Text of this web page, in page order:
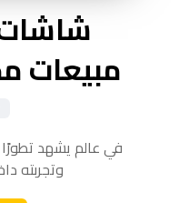
مبيعات
في عالم يشهد
وتجربته